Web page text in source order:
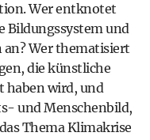
Wer entknotet
Bildungssystem und
an? Wer thematisiert
die künstliche
haben wird, und
und Menschenbild,
Thema Klimakrise